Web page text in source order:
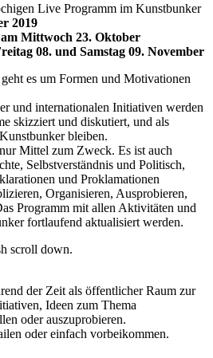
Live Programm im Kunstbunker
2019
Mittwoch 23. Oktober
08. und Samstag 09. November
es um Formen und Motivationen
und internationalen Initiativen werden
skizziert und diskutiert, und als
bleiben.
Mittel zum Zweck. Es ist auch
Selbstverständnis und Politisch,
und Proklamationen
Organisieren, Ausprobieren,
Programm mit allen Aktivitäten und
fortlaufend aktualisiert werden.
scroll down.
der Zeit als öffentlicher Raum zur
Ideen zum Thema
oder auszuprobieren.
oder einfach vorbeikommen.